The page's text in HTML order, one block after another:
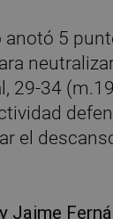
anotó 5
29-34
el
Jaime